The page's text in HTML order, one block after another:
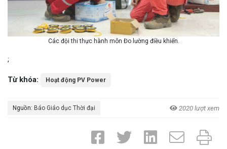
Các đội thi thực hành môn Đo lường điều khiển.
;
Từ khóa: Hoạt động PV Power
Nguồn: Báo Giáo dục Thời đại 2020 lượt xem